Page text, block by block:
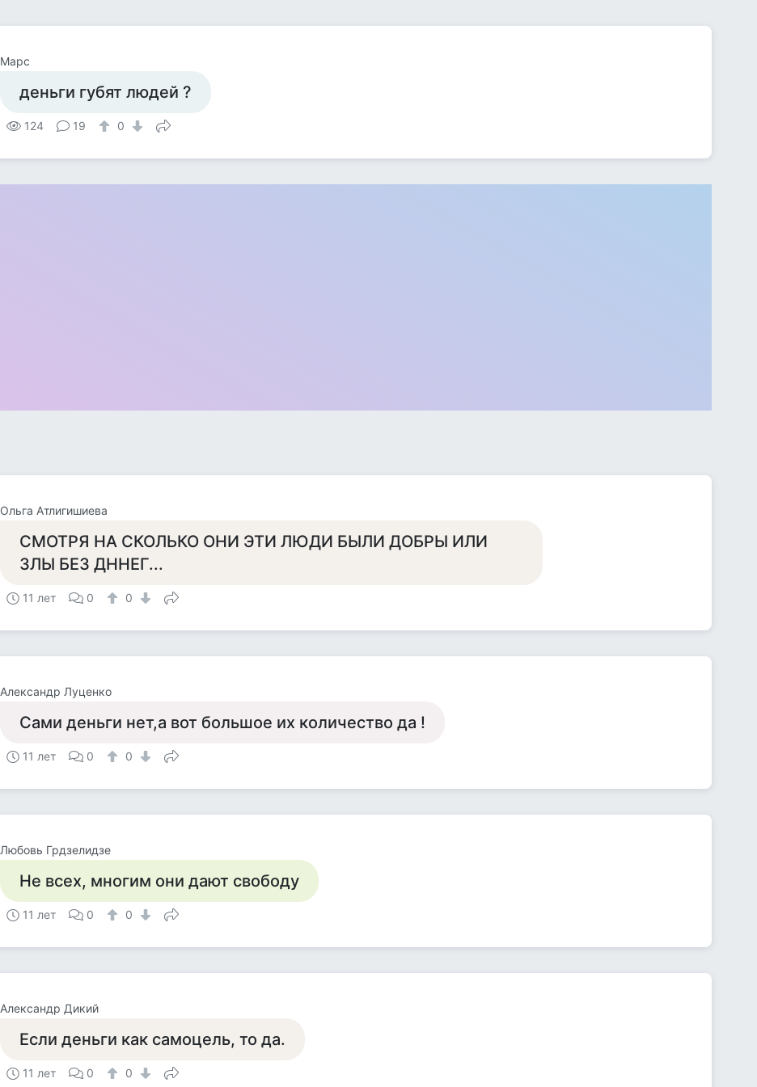
Марс
деньги губят людей ?
124 19 0
Ольга Атлигишиева
СМОТРЯ НА СКОЛЬКО ОНИ ЭТИ ЛЮДИ БЫЛИ ДОБРЫ ИЛИ
ЗЛЫ БЕЗ ДННЕГ...
11 лет 0 0
Александр Луценко
Сами деньги нет,а вот большое их количество да !
11 лет 0 0
Любовь Грдзелидзе
Не всех, многим они дают свободу
11 лет 0 0
Александр Дикий
Если деньги как самоцель, то да.
11 лет 0 0